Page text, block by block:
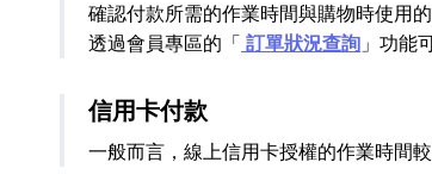
確認付款所需的作業時間與購物時使用的
透過會員專區的「 訂單狀況查詢 」功能
信用卡付款
一般而言，線上信用卡授權的作業時間